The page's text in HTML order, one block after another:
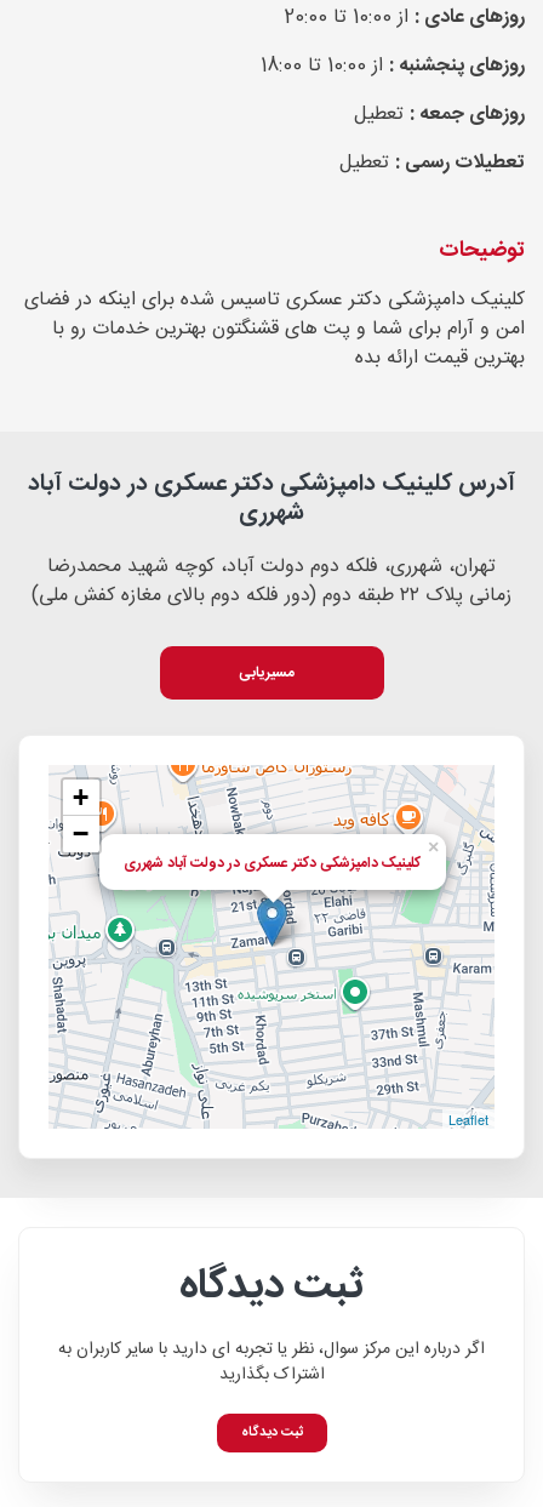
روزهای عادی : از 10:00 تا 20:00
روزهای پنجشنبه : از 10:00 تا 18:00
روزهای جمعه : تعطیل
تعطیلات رسمی : تعطیل
توضیحات
کلینیک دامپزشکی دکتر عسکری تاسیس شده برای اینکه در فضای
امن و آرام برای شما و پت های قشنگتون بهترین خدمات رو با
بهترین قیمت ارائه بده
آدرس کلینیک دامپزشکی دکتر عسکری در دولت آباد
شهرری
تهران، شهرری، فلکه دوم دولت آباد، کوچه شهید محمدرضا
زمانی پلاک ۲۲ طبقه دوم (دور فلکه دوم بالای مغازه کفش ملی)
مسیریابی
کلینیک دامپزشکی دکتر عسکری در دولت آباد شهرری
×
+
−
Leaflet
ثبت دیدگاه
اگر درباره این مرکز سوال، نظر یا تجربه ای دارید با سایر کاربران به
اشتراک بگذارید
ثبت دیدگاه